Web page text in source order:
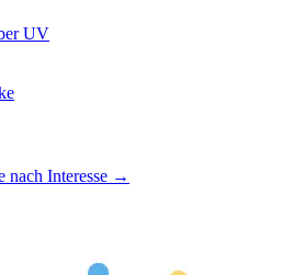
UV
nach Interesse →